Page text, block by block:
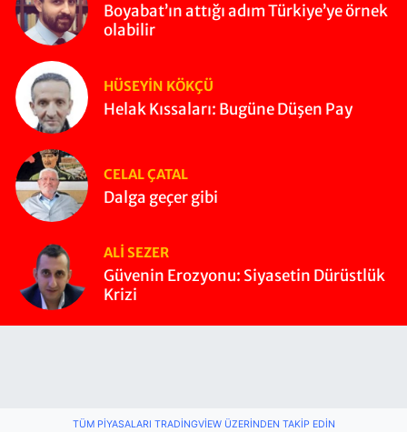
Boyabat’ın attığı adım Türkiye’ye örnek
olabilir
HÜSEYIN KÖKÇÜ
Helak Kıssaları: Bugüne Düşen Pay
CELAL ÇATAL
Dalga geçer gibi
ALI SEZER
Güvenin Erozyonu: Siyasetin Dürüstlük
Krizi
TÜM PIYASALARI TRADINGVIEW ÜZERINDEN TAKIP EDIN